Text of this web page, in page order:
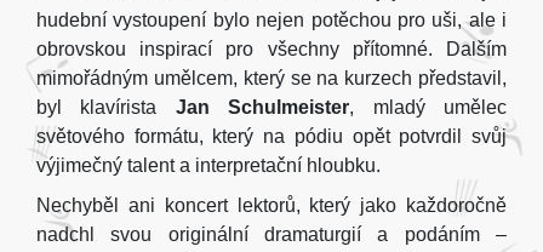
hudební vystoupení bylo nejen potěchou pro uši, ale i
obrovskou inspirací pro všechny přítomné. Dalším
mimořádným umělcem, který se na kurzech představil,
byl klavírista Jan Schulmeister, mladý umělec
světového formátu, který na pódiu opět potvrdil svůj
výjimečný talent a interpretační hloubku.
Nechyběl ani koncert lektorů, který jako každoročně
nadchl svou originální dramaturgií a podáním –